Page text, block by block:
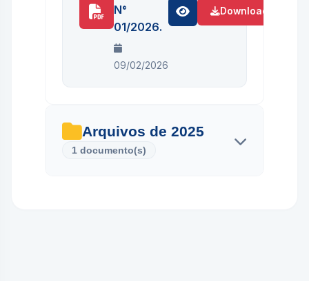
N°
01/2026.
09/02/2026
Download
Arquivos de 2025
1 documento(s)